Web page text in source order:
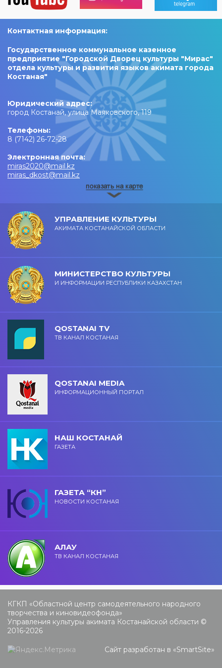
Контактная информация:
Государственное коммунальное казенное
предприятие "Городской Дворец культуры "Мирас"
отдела культуры и развития языков акимата города
Костаная"
Юридический адрес:
город Костанай, улица Маяковского, 119
Телефоны:
8 (7142) 26-72-28
Электронная почта:
miras2020@mail.kz
miras_dkost@mail.kz
УПРАВЛЕНИЕ КУЛЬТУРЫ
АКИМАТА КОСТАНАЙСКОЙ ОБЛАСТИ
МИНИСТЕРСТВО КУЛЬТУРЫ
И ИНФОРМАЦИИ РЕСПУБЛИКИ КАЗАХСТАН
QOSTANAI TV
ТВ КАНАЛ КОСТАНАЯ
QOSTANAI MEDIA
ИНФОРМАЦИОННЫЙ ПОРТАЛ
НАШ КОСТАНАЙ
ГАЗЕТА
ГАЗЕТА “КН”
НОВОСТИ КОСТАНАЯ
АЛАУ
ТВ КАНАЛ КОСТАНАЯ
КГКП «Областной центр самодеятельного народного
творчества и киновидеофонда»
Управления культуры акимата Костанайской области ©
2016-2026
Сайт разработан в «SmartSite»